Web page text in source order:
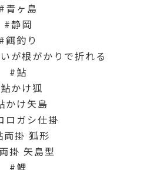
青ヶ島
静岡
餌釣り
が根がかりで折れる
鮎
鮎かけ狐
かけ矢島
ロガシ仕掛
両掛 狐形
掛 矢島型
鯉